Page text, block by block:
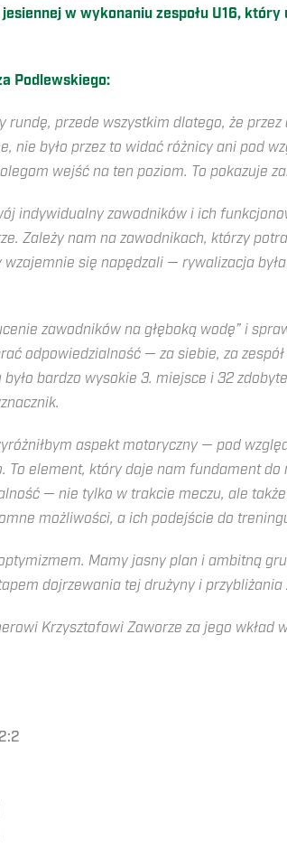
w wykonaniu zespołu U16,
Podlewskiego:
przede wszystkim dlatego, że
nie było przez to widać różnicy ani pod
wejść na ten poziom. To pokazuje
indywidualny zawodników i ich
Zależy nam na zawodnikach, którzy
wzajemnie się napędzali — rywalizacja
zawodników na głęboką wodę” i
odpowiedzialność — za siebie, za
bardzo wysokie 3. miejsce i 32
aspekt motoryczny — pod
element, który daje nam fundament do
— nie tylko w trakcie meczu, ale
możliwości, a ich podejście do
Mamy jasny plan i ambitną
dojrzewania tej drużyny i przybliżania
Krzysztofowi Zaworze za jego